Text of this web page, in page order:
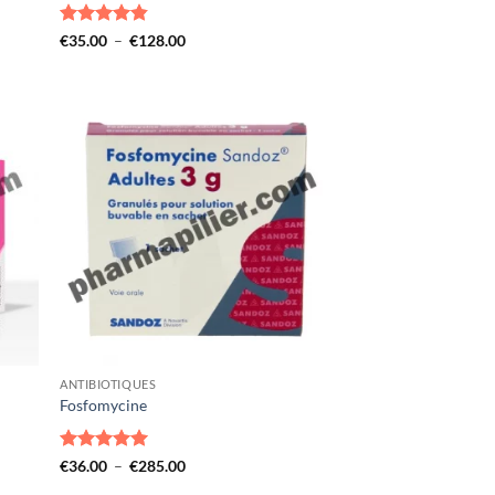
Note4.8
€35.00 – €128.00Plage
ANTIBIOTIQUES
Fosfomycine
Note5 sur
€36.00 – €285.00Plage